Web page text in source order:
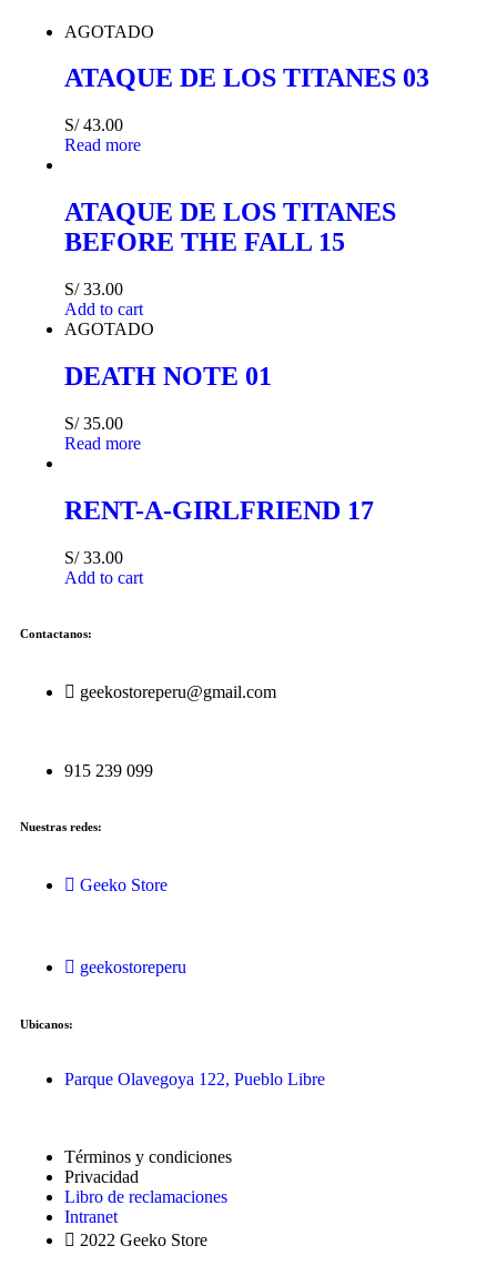
AGOTADO
ATAQUE DE LOS TITANES 03
S/43.00
Read more
ATAQUE DE LOS TITANES
BEFORE THE FALL 15
S/33.00
Add to cart
AGOTADO
DEATH NOTE 01
S/35.00
Read more
RENT-A-GIRLFRIEND 17
S/33.00
Add to cart
Contactanos:
geekostoreperu@gmail.com
915 239 099
Nuestras redes:
Geeko Store
geekostoreperu
Ubicanos:
Parque Olavegoya 122, Pueblo Libre
Términos y condiciones
Privacidad
Libro de reclamaciones
Intranet
2022 Geeko Store